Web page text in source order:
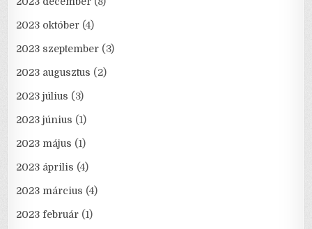
2023 október (4)
2023 szeptember (3)
2023 augusztus (2)
2023 július (3)
2023 június (1)
2023 május (1)
2023 április (4)
2023 március (4)
2023 február (1)